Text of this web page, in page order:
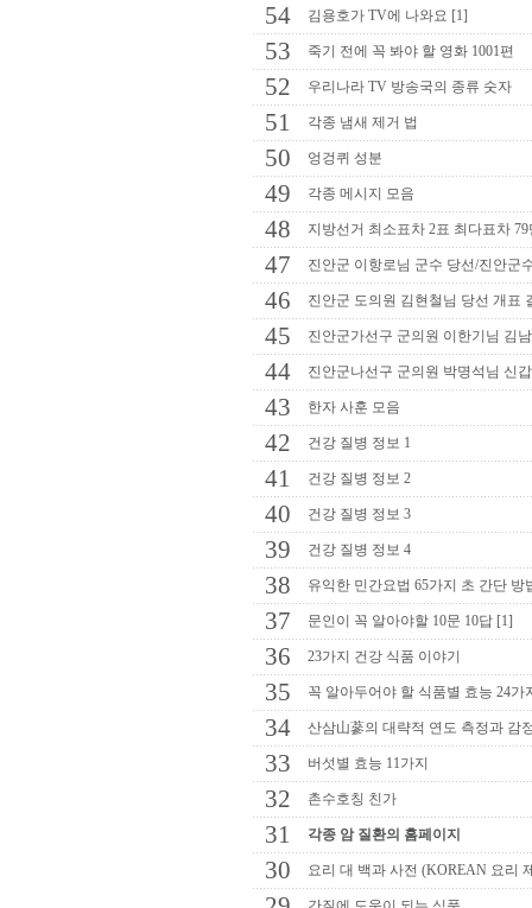
54 김용호가 TV에 나와요 [1]
53 죽기 전에 꼭 봐야 할 영화 1001편
52 우리나라 TV 방송국의 종류 숫자
51 각종 냄새 제거 법
50 엉겅퀴 성분
49 각종 메시지 모음
48 지방선거 최소표차 2표 최다표차 79
47 진안군 이항로님 군수 당선/진안군
46 진안군 도의원 김현철님 당선 개표
45 진안군가선구 군의원 이한기님 김
44 진안군나선구 군의원 박명석님 신
43 한자 사훈 모음
42 건강 질병 정보 1
41 건강 질병 정보 2
40 건강 질병 정보 3
39 건강 질병 정보 4
38 유익한 민간요법 65가지 초 간단 방
37 문인이 꼭 알아야할 10문 10답 [1]
36 23가지 건강 식품 이야기
35 꼭 알아두어야 할 식품별 효능 24가
34 산삼山蔘의 대략적 연도 측정과 감
33 버섯별 효능 11가지
32 촌수호칭 친가
31 각종 암 질환의 홈페이지
30 요리 대 백과 사전 (KOREAN 요리